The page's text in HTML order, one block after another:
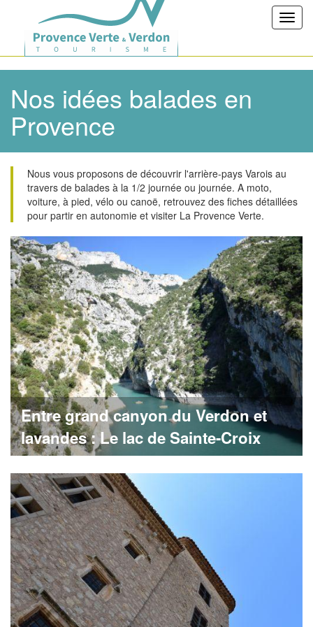
Nos idées balades en
Provence
Nous vous proposons de découvrir l'arrière-pays Varois au
travers de balades à la 1/2 journée ou journée. A moto,
voiture, à pied, vélo ou canoë, retrouvez des fiches détaillées
pour partir en autonomie et visiter La Provence Verte.
Entre grand canyon du Verdon et
lavandes : Le lac de Sainte-Croix